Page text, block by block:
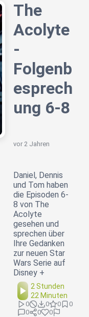
The
Acolyte
-
Folgenb
esprech
ung 6-8
vor 2 Jahren
Daniel, Dennis
und Tom haben
die Episoden 6-
8 von The
Acolyte
gesehen und
sprechen über
Ihre Gedanken
zur neuen Star
Wars Serie auf
Disney +
2 Stunden
22 Minuten
0 0 0
0
0
0 0